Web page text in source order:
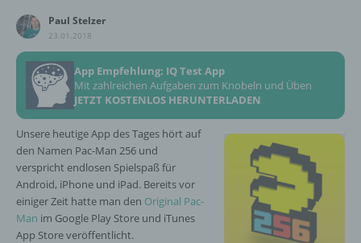
Paul Stelzer
23.01.2018
App Empfehlung: IQ Test App
Mit zahlreichen Aufgaben zum Knobeln und Üben
JETZT KOSTENLOS HERUNTERLADEN
Unsere heutige App des Tages hört auf
den Namen Pac-Man 256 und
verspricht endlosen Spielspaß für
Android, iPhone und iPad. Bereits vor
einiger Zeit hatte man den Original Pac-
Man im Google Play Store und iTunes
App Store veröffentlicht.